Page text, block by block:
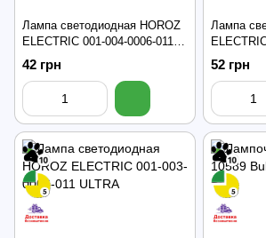
Лампа светодиодная HOROZ
ELECTRIC 001-004-0006-011
CRAFT
42 грн
Лампа
ELITE
52 грн